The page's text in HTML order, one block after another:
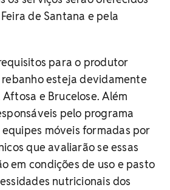
de Santana e pela
para o produtor
esteja devidamente
e Brucelose. Além
pelo programa
móveis formadas por
que avaliarão se essas
em condições de uso e pasto
nutricionais dos